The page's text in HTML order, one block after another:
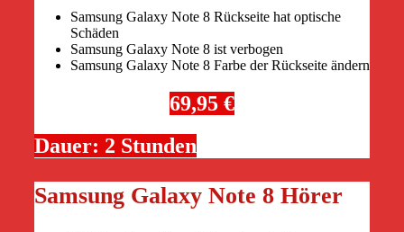
Samsung Galaxy Note 8 Rückseite hat optische
Schäden
Samsung Galaxy Note 8 ist verbogen
Samsung Galaxy Note 8 Farbe der Rückseite ändern
69,95 €
Dauer: 2 Stunden
Samsung Galaxy Note 8 Hörer